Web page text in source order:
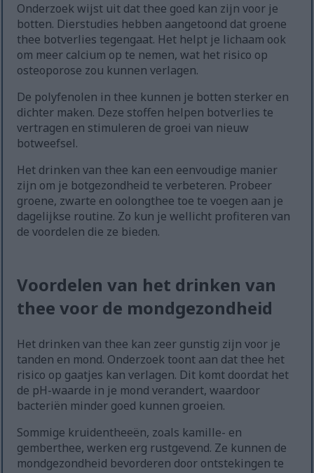
Onderzoek wijst uit dat thee goed kan zijn voor je
botten. Dierstudies hebben aangetoond dat groene
thee botverlies tegengaat. Het helpt je lichaam ook
om meer calcium op te nemen, wat het risico op
osteoporose zou kunnen verlagen.
De polyfenolen in thee kunnen je botten sterker en
dichter maken. Deze stoffen helpen botverlies te
vertragen en stimuleren de groei van nieuw
botweefsel.
Het drinken van thee kan een eenvoudige manier
zijn om je botgezondheid te verbeteren. Probeer
groene, zwarte en oolongthee toe te voegen aan je
dagelijkse routine. Zo kun je wellicht profiteren van
de voordelen die ze bieden.
Voordelen van het drinken van
thee voor de mondgezondheid
Het drinken van thee kan zeer gunstig zijn voor je
tanden en mond. Onderzoek toont aan dat thee het
risico op gaatjes kan verlagen. Dit komt doordat het
de pH-waarde in je mond verandert, waardoor
bacteriën minder goed kunnen groeien.
Sommige kruidentheeën, zoals kamille- en
gemberthee, werken erg rustgevend. Ze kunnen de
mondgezondheid bevorderen door ontstekingen te